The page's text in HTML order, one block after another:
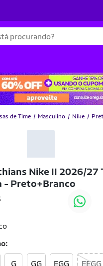
de Time Masculino Nike
Nike II 2026/27
- Preto+Branco
G GG EGG EEGG